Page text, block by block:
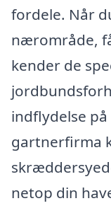
fordele. Når
nærområde,
kender de
indflydelse
gartnerfirma
netop din